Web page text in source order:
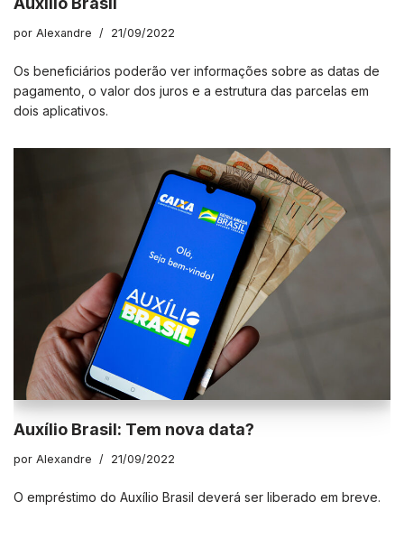
por Alexandre 21/09/2022
Os beneficiários poderão ver informações sobre as datas de
pagamento, o valor dos juros e a estrutura das parcelas em
dois aplicativos.
Auxílio Brasil: Tem nova data?
por Alexandre 21/09/2022
O empréstimo do Auxílio Brasil deverá ser liberado em breve.